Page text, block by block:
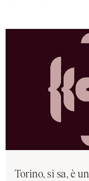
Torino, si sa, è